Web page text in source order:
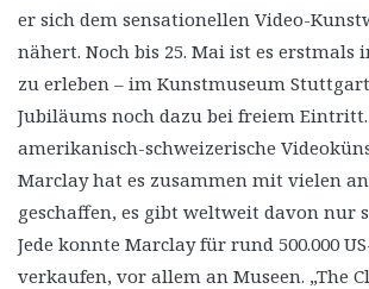
er sich dem sensationellen Video-
nähert. Noch bis 25. Mai ist es erstmals
zu erleben – im Kunstmuseum
Jubiläums noch dazu bei freiem Eintritt.
amerikanisch-schweizerische
Marclay hat es zusammen mit vielen
geschaffen, es gibt weltweit davon nur
Jede konnte Marclay für rund 500.000
verkaufen, vor allem an Museen. „The